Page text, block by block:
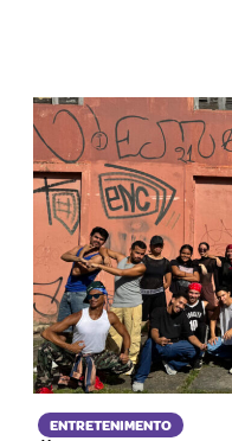
ENTRETENIMENTO